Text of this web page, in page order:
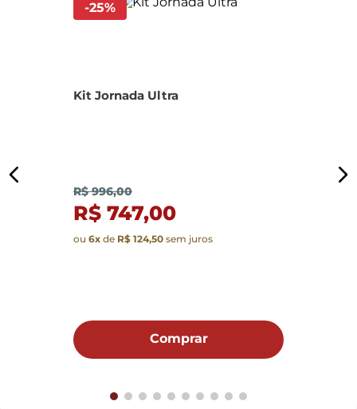
Kit Jornada Ultra
-25%
R$ 996,00
R$ 747,00
ou 6x de R$ 124,50 sem juros